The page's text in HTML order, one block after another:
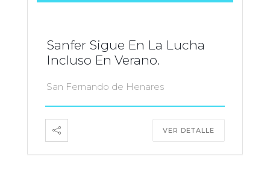
Sanfer Sigue En La Lucha
Incluso En Verano.
San Fernando de Henares
VER DETALLE